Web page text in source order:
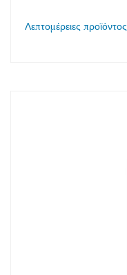
Λεπτομέρειες προϊόντος